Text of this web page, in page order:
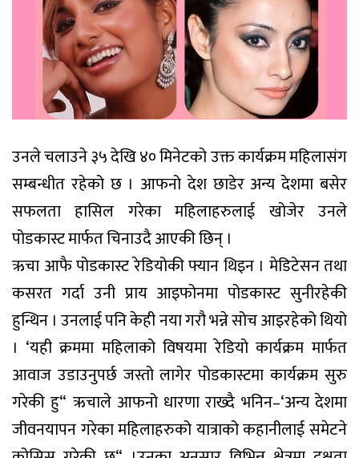
उनले चलाउने ३५ देखि ४० मिनेटको उक्त कार्यक्रम महिलासंग
सम्बन्धीत रहेको छ । आफनो देश छाडेर अन्य देशमा बसेर
सफलता हासिल गरेका महिलाहरुलाई खोजेर उनले
पोडकास्ट मार्फत चिनाउदै आएकी छिन् ।
ऋचा आफै पोडकास्ट रेडियोकी फ्यान थिइन । मेडिटेसन तथा
कसरत गर्दा उनी प्राय आइफोनमा पोडकास्ट सुनीरहेकी
हुन्थिन । उनलाई पनि केही नया गरौ भन्ने सोच आइरहेको थियो
। ‘यही क्रममा महिलाको विषयमा रेडियो कार्यक्रम मार्फत
आवाज उडाउनुपर्छ जस्तो लागेर पोडकास्टमा कार्यक्रम सुरु
गरेकी हु“ ऋचाले आफनो धारणा राख्दै भनिन–‘अन्य देशमा
जीवनयापन गरेका महिलाहरुको यात्राको कहानीलाई समेटने